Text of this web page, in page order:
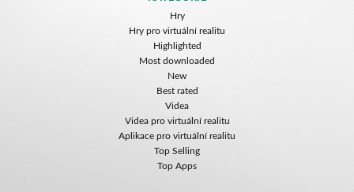
Hry
Hry pro virtuální realitu
Highlighted
Most downloaded
New
Best rated
Videa
Videa pro virtuální realitu
Aplikace pro virtuální realitu
Top Selling
Top Apps